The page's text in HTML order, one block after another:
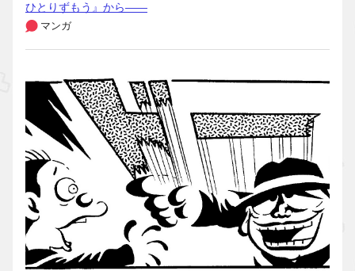
ひとりずもう』から――
マンガ